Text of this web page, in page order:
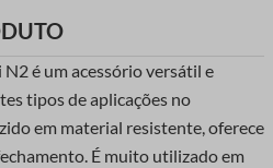
é um acessório versátil e
tipos de aplicações no
em material resistente, oferece
É muito utilizado em